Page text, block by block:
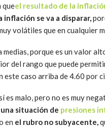
queel resultado de la
inflación se va a disparar,
volátiles que en cualquier
medias, porque es un valor
del rango que puede
este caso arriba de 4.60 por
es malo, pero no es muy
una situación de presiones
en el rubro no subyacente,